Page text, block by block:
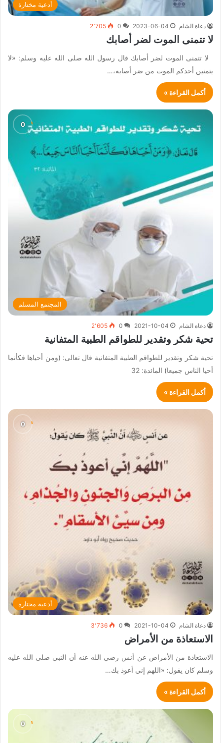
أدعية مختارة
دعاة الشام 2023-06-04
0 2٬705
لا تتمنى الموت لضر أصابك
لا تتمنى الموت لضر أصابك قال رسول الله صلى الله عليه وسلم: «لا
يتمنين أحدكم الموت من ضر أصابه،…
أكمل القراءة »
المجتمع المسلم
دعاة الشام 2021-10-04
0 2٬605
تحية شكر وتقدير للطواقم الطبية المتفانية
تحية شكر وتقدير للطواقم الطبية المتفانية قال تعالى: (ومن أحياها فكأنما
أحيا الناس جميعا) المائدة: 32
أكمل القراءة »
أدعية مختارة
دعاة الشام 2021-10-04
0 3٬736
الاستعاذة من الأمراض
الاستعاذة من الأمراض عن أنس رضي الله عنه أن النبي صلى الله عليه
وسلم كان يقول: «اللهم إني أعوذ بك…
أكمل القراءة »